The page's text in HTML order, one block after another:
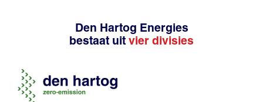
Den Hartog Energies
bestaat uit vier divisies